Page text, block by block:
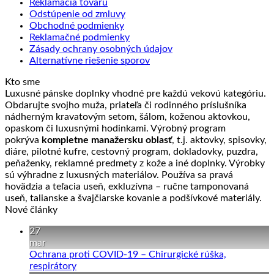
Reklamácia tovaru
Odstúpenie od zmluvy
Obchodné podmienky
Reklamačné podmienky
Zásady ochrany osobných údajov
Alternatívne riešenie sporov
Kto sme
Luxusné pánske doplnky vhodné pre každú vekovú kategóriu.
Obdarujte svojho muža, priateľa či rodinného príslušníka
nádherným kravatovým setom, šálom, koženou aktovkou,
opaskom či luxusnými hodinkami. Výrobný program
pokrýva kompletne manažersku oblasť, t.j. aktovky, spisovky,
diáre, pilotné kufre, cestovný program, dokladovky, puzdra,
peňaženky, reklamné predmety z kože a iné doplnky. Výrobky
sú výhradne z luxusných materiálov. Používa sa pravá
hovädzia a teľacia useň, exkluzívna – ručne tamponovaná
useň, talianske a švajčiarske kovanie a podšívkové materiály.
Nové články
27
mar
Ochrana proti COVID-19 – Chirurgické rúška,
respirátoryŽiadne